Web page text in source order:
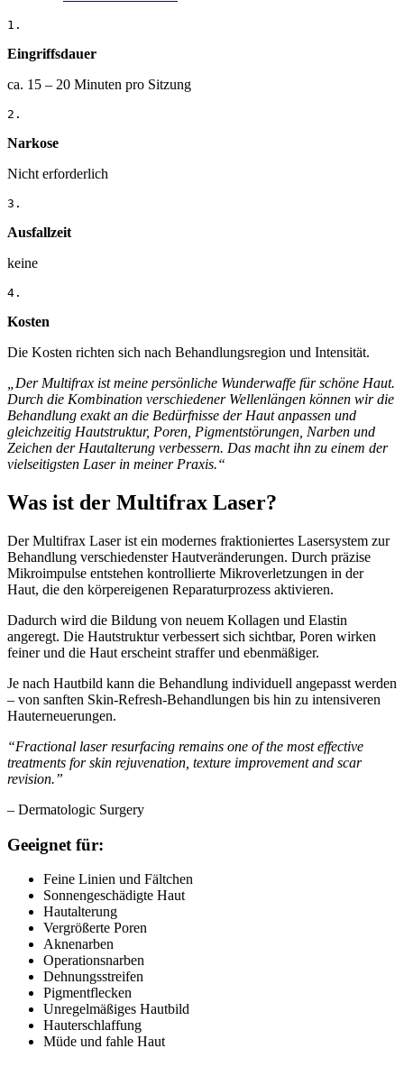
1.
Eingriffsdauer
ca. 15 – 20 Minuten pro Sitzung
2.
Narkose
Nicht erforderlich
3.
Ausfallzeit
keine
4.
Kosten
Die Kosten richten sich nach Behandlungsregion und Intensität.
„Der Multifrax ist meine persönliche Wunderwaffe für schöne Haut.
Durch die Kombination verschiedener Wellenlängen können wir die
Behandlung exakt an die Bedürfnisse der Haut anpassen und
gleichzeitig Hautstruktur, Poren, Pigmentstörungen, Narben und
Zeichen der Hautalterung verbessern. Das macht ihn zu einem der
vielseitigsten Laser in meiner Praxis.“
Was ist der Multifrax Laser?
Der Multifrax Laser ist ein modernes fraktioniertes Lasersystem zur
Behandlung verschiedenster Hautveränderungen. Durch präzise
Mikroimpulse entstehen kontrollierte Mikroverletzungen in der
Haut, die den körpereigenen Reparaturprozess aktivieren.
Dadurch wird die Bildung von neuem Kollagen und Elastin
angeregt. Die Hautstruktur verbessert sich sichtbar, Poren wirken
feiner und die Haut erscheint straffer und ebenmäßiger.
Je nach Hautbild kann die Behandlung individuell angepasst werden
– von sanften Skin-Refresh-Behandlungen bis hin zu intensiveren
Hauterneuerungen.
“Fractional laser resurfacing remains one of the most effective
treatments for skin rejuvenation, texture improvement and scar
revision.”
– Dermatologic Surgery
Geeignet für:
Feine Linien und Fältchen
Sonnengeschädigte Haut
Hautalterung
Vergrößerte Poren
Aknenarben
Operationsnarben
Dehnungsstreifen
Pigmentflecken
Unregelmäßiges Hautbild
Hauterschlaffung
Müde und fahle Haut